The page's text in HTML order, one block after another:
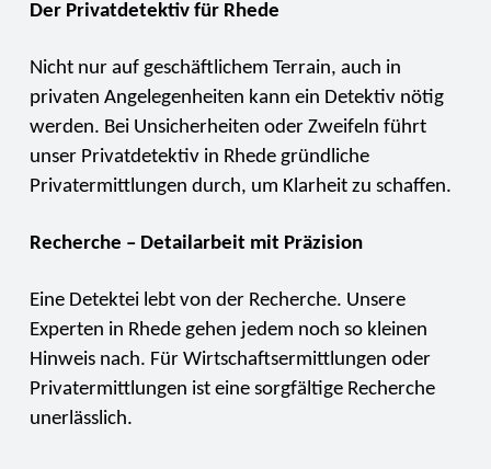
Der Privatdetektiv für Rhede
Nicht nur auf geschäftlichem Terrain, auch in
privaten Angelegenheiten kann ein Detektiv nötig
werden. Bei Unsicherheiten oder Zweifeln führt
unser Privatdetektiv in Rhede gründliche
Privatermittlungen durch, um Klarheit zu schaffen.
Recherche – Detailarbeit mit Präzision
Eine Detektei lebt von der Recherche. Unsere
Experten in Rhede gehen jedem noch so kleinen
Hinweis nach. Für Wirtschaftsermittlungen oder
Privatermittlungen ist eine sorgfältige Recherche
unerlässlich.